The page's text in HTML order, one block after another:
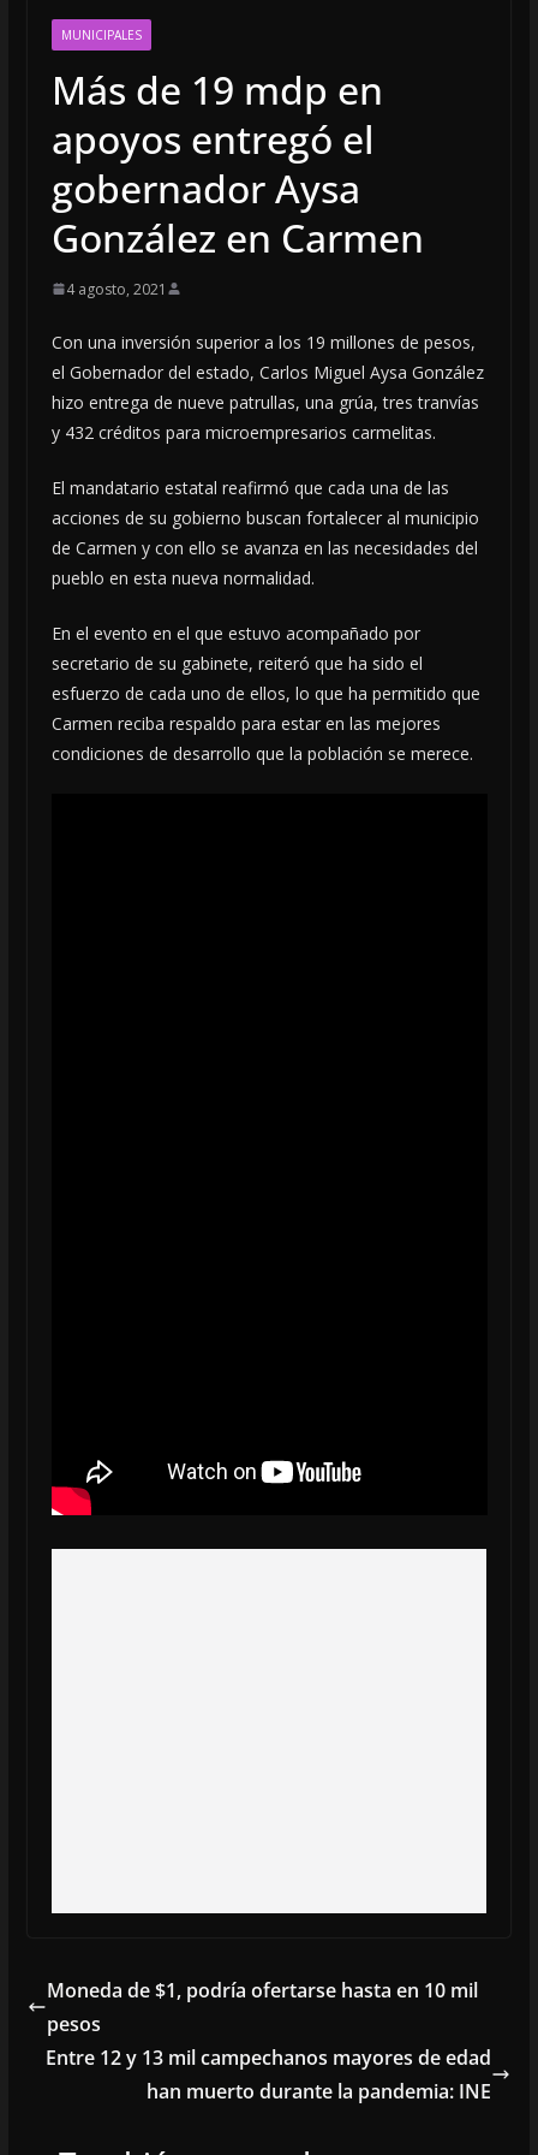
MUNICIPALES
Más de 19 mdp en
apoyos entregó el
gobernador Aysa
González en Carmen
4 agosto, 2021
Con una inversión superior a los 19 millones de pesos,
el Gobernador del estado, Carlos Miguel Aysa González
hizo entrega de nueve patrullas, una grúa, tres tranvías
y 432 créditos para microempresarios carmelitas.
El mandatario estatal reafirmó que cada una de las
acciones de su gobierno buscan fortalecer al municipio
de Carmen y con ello se avanza en las necesidades del
pueblo en esta nueva normalidad.
En el evento en el que estuvo acompañado por
secretario de su gabinete, reiteró que ha sido el
esfuerzo de cada uno de ellos, lo que ha permitido que
Carmen reciba respaldo para estar en las mejores
condiciones de desarrollo que la población se merece.
Moneda de $1, podría ofertarse hasta en 10 mil
pesos
Entre 12 y 13 mil campechanos mayores de edad
han muerto durante la pandemia: INE